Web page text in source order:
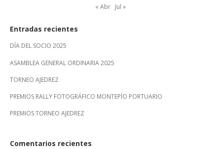
« Abr Jul »
Entradas recientes
DÍA DEL SOCIO 2025
ASAMBLEA GENERAL ORDINARIA 2025
TORNEO AJEDREZ
PREMIOS RALLY FOTOGRÁFICO MONTEPÍO PORTUARIO
PREMIOS TORNEO AJEDREZ
Comentarios recientes